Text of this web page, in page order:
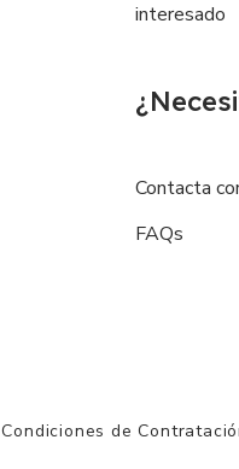
interesado
Contacta
FAQs
Condiciones de